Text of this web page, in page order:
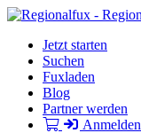
Jetzt starten
Suchen
Fuxladen
Blog
Partner werden
Anmelden